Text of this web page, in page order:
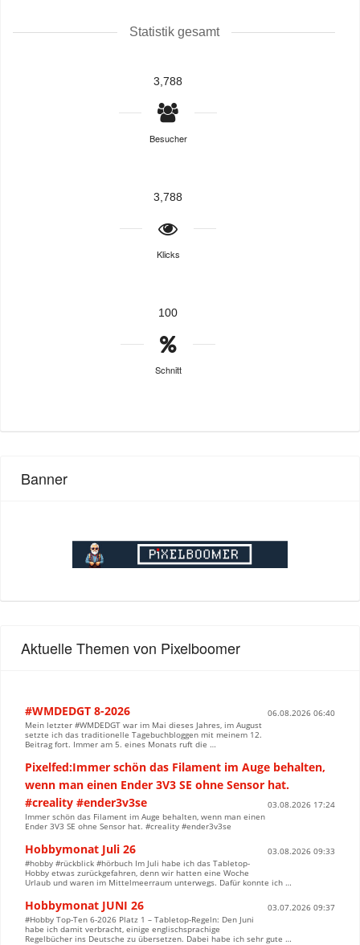
Statistik gesamt
3,788
Besucher
3,788
Klicks
100
Schnitt
Banner
Aktuelle Themen von Pixelboomer
#WMDEDGT 8-2026
06.08.2026 06:40
Mein letzter #WMDEDGT war im Mai dieses Jahres, im August
setzte ich das traditionelle Tagebuchbloggen mit meinem 12.
Beitrag fort. Immer am 5. eines Monats ruft die …
Pixelfed:Immer schön das Filament im Auge behalten,
wenn man einen Ender 3V3 SE ohne Sensor hat.
#creality #ender3v3se
03.08.2026 17:24
Immer schön das Filament im Auge behalten, wenn man einen
Ender 3V3 SE ohne Sensor hat. #creality #ender3v3se
Hobbymonat Juli 26
03.08.2026 09:33
#hobby #rückblick #hörbuch Im Juli habe ich das Tabletop-
Hobby etwas zurückgefahren, denn wir hatten eine Woche
Urlaub und waren im Mittelmeerraum unterwegs. Dafür konnte ich …
Hobbymonat JUNI 26
03.07.2026 09:37
#Hobby Top-Ten 6-2026 Platz 1 – Tabletop-Regeln: Den Juni
habe ich damit verbracht, einige englischsprachige
Regelbücher ins Deutsche zu übersetzen. Dabei habe ich sehr gute …